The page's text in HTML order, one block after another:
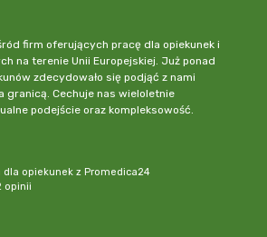
firm oferujących pracę dla opiekunek i
na terenie Unii Europejskiej. Już ponad
zdecydowało się podjąć z nami
granicą. Cechuje nas wieloletnie
podejście oraz kompleksowość.
dla opiekunek z Promedica24
opinii